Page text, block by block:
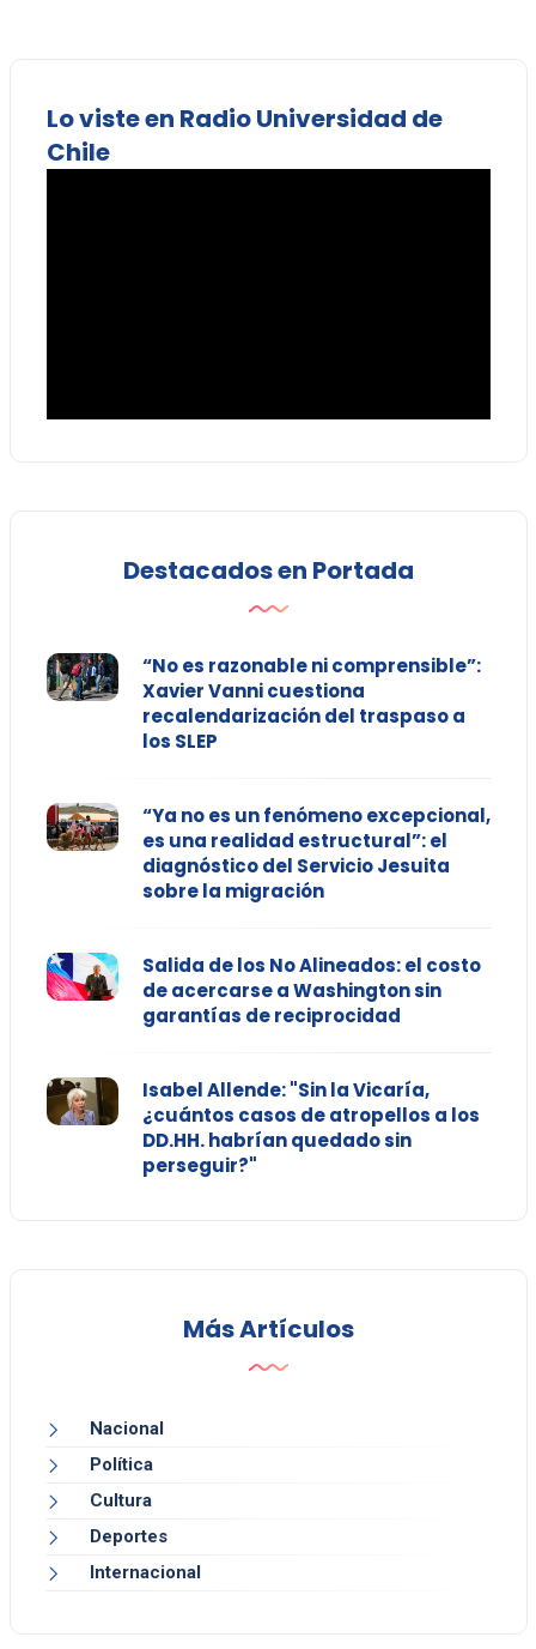
Lo viste en Radio Universidad de
Chile
Destacados en Portada
“No es razonable ni comprensible”:
Xavier Vanni cuestiona
recalendarización del traspaso a
los SLEP
“Ya no es un fenómeno excepcional,
es una realidad estructural”: el
diagnóstico del Servicio Jesuita
sobre la migración
Salida de los No Alineados: el costo
de acercarse a Washington sin
garantías de reciprocidad
Isabel Allende: "Sin la Vicaría,
¿cuántos casos de atropellos a los
DD.HH. habrían quedado sin
perseguir?"
Más Artículos
Nacional
Política
Cultura
Deportes
Internacional